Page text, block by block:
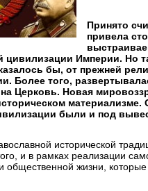
Принято
привела
цивилизации Империи. Но
бы, от прежней
Более того,
Церковь. Новая
материализме.
были и под
исторической
и в рамках реализации
жизни,